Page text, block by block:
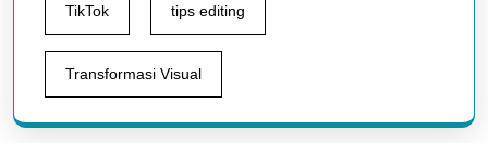
TikTok tips editing
Transformasi Visual